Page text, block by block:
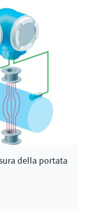
della portata